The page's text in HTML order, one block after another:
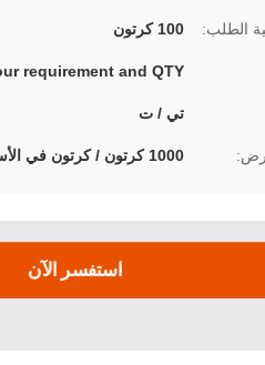
الطلب: 100 كرتون
requirement and QTY
تي / ت
1000 كرتون / كرتون في الأسبوع
استفسر الآن